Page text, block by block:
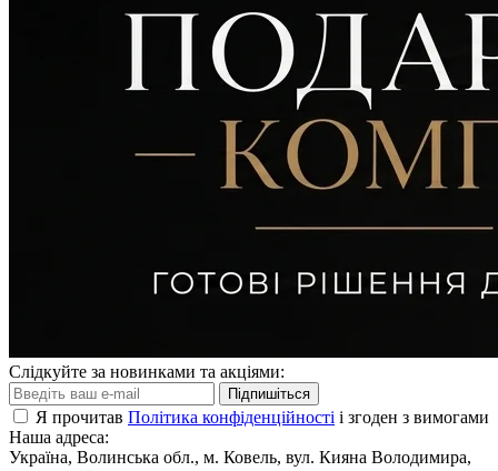
Слідкуйте за новинками та акціями:
Підпишіться
Я прочитав Політика конфіденційності і згоден з вимогами
Наша адреса:
Україна, Волинська обл., м. Ковель, вул. Кияна Володимира,